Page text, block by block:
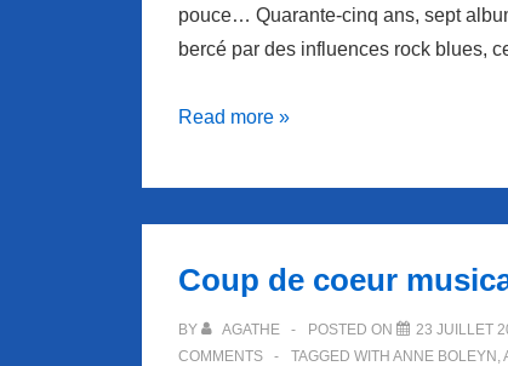
pouce… Quarante-cinq ans, sept
bercé par des influences rock blues,
Coup
coeur
chanteur
DARAN.
Read more »
Coup de coeur
BY AGATHE POSTED ON 23 JUILLET
COMMENTS
TAGGED WITH ANNE BOLEYN ,